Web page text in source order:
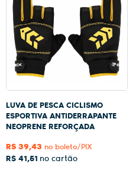
LUVA DE PESCA CICLISMO
ESPORTIVA ANTIDERRAPANTE
NEOPRENE REFORÇADA
R$ 41,51
R$ 39,43 no boleto/PIX